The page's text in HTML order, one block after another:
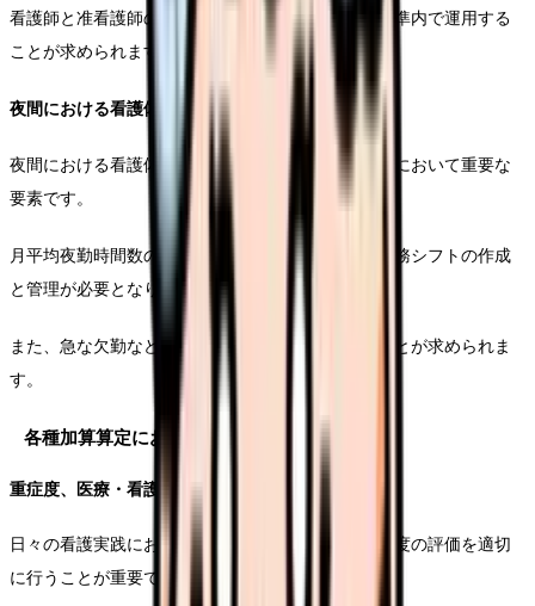
看護師と准看護師の比率についても、定められた基準内で運用する
ことが求められます。
夜間における看護体制
夜間における看護体制の確保は、入院基本料の算定において重要な
要素です。
月平均夜勤時間数の要件を満たすために、適切な勤務シフトの作成
と管理が必要となります。
また、急な欠勤などにも対応できる体制を整えることが求められま
す。
各種加算算定における実践ポイント
重症度、医療・看護必要度の評価
日々の看護実践において、重症度、医療・看護必要度の評価を適切
に行うことが重要です。